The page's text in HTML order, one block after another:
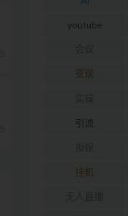
youtube
变现
引流
挂机